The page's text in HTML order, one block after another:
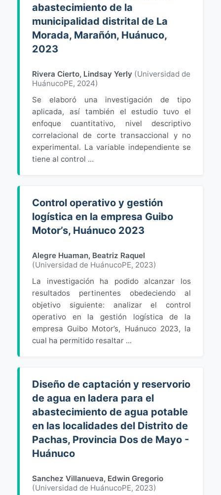
abastecimiento de la
municipalidad distrital de La
Morada, Marañón, Huánuco,
2023
Rivera Cierto, Lindsay Yerly (Universidad de
HuánucoPE, 2024)
Se elaboró una investigación de tipo
aplicada, así también el estudio tuvo el
enfoque cuantitativo, nivel descriptivo
correlacional de corte transaccional y no
experimental. La variable independiente se
tiene al control ...
Control operativo y gestión
logística en la empresa Guibo
Motor’s, Huánuco 2023
Alegre Huaman, Beatriz Raquel
(Universidad de HuánucoPE, 2023)
La investigación ha podido alcanzar los
resultados pertinentes obedeciendo al
objetivo siguiente: analizar el control
operativo en la gestión logística de la
empresa Guibo Motor’s, Huánuco 2023, la
cual ha permitido resaltar ...
Diseño de captación y reservorio
de agua en ladera para el
abastecimiento de agua potable
en las localidades del Distrito de
Pachas, Provincia Dos de Mayo -
Huánuco
Sanchez Villanueva, Edwin Gregorio
(Universidad de HuánucoPE, 2023)